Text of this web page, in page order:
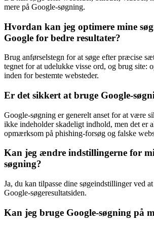
mere på Google-søgning.
Hvordan kan jeg optimere mine
Google for bedre resultater?
Brug anførselstegn for at søge efter præcise
tegnet for at udelukke visse ord, og brug site:
inden for bestemte websteder.
Er det sikkert at bruge Google-
Google-søgning er generelt anset for at være
ikke indeholder skadeligt indhold, men det er
opmærksom på phishing-forsøg og falske
Kan jeg ændre indstillingerne for
søgning?
Ja, du kan tilpasse dine søgeindstillinger ved
Google-søgeresultatsiden.
Kan jeg bruge Google-søgning på